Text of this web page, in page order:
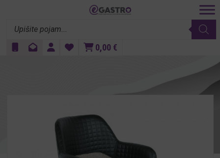
search
0,00 €